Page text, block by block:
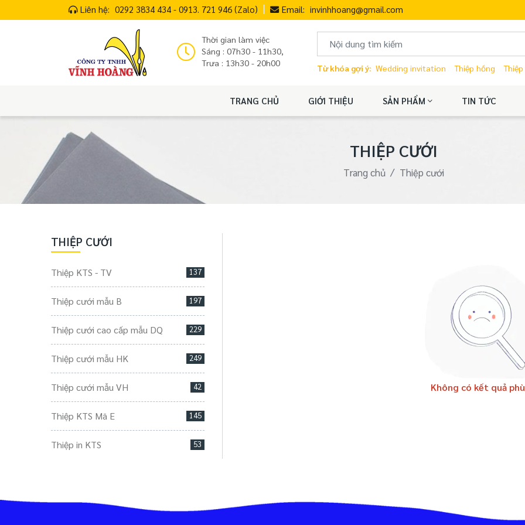
Liên hệ: 0292 3834 434 - 0913. 721 946 (Zalo) Email: invinhhoang@gmail.com
Thời gian làm việc
Sáng : 07h30 - 11h30,
Trưa : 13h30 - 20h00
Từ khóa gợi ý: Wedding invitation Thiệp hồng
TRANG CHỦ GIỚI THIỆU SẢN PHẨM TIN TỨC
THIỆP CƯỚI
Trang chủ Thiệp cưới
THIỆP CƯỚI
Thiệp KTS - TV 137
Thiệp cưới mẫu B 197
Thiệp cưới cao cấp mẫu DQ 229
Thiệp cưới mẫu HK 249
Thiệp cưới mẫu VH 42
Thiệp KTS Mã E 145
Thiệp in KTS 53
Không có kết quả